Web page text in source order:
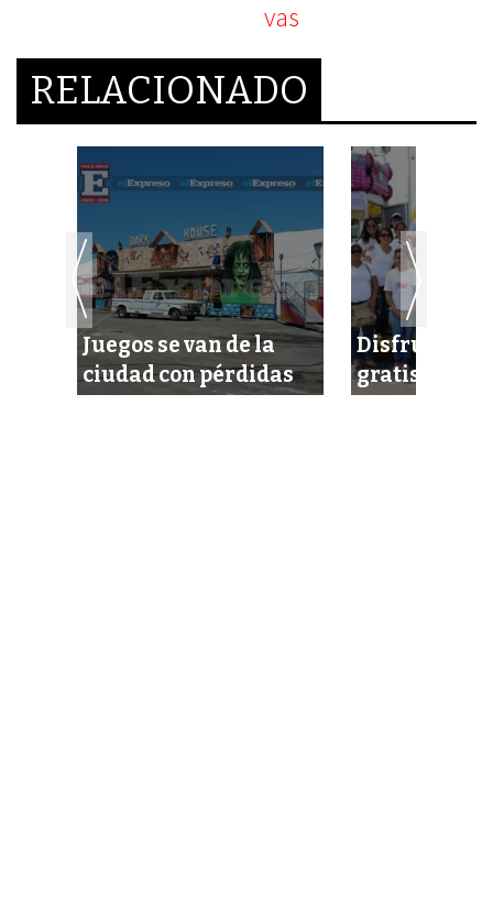
RELACIONADO
Juegos se van de la
ciudad con pérdidas
Disfrutan
gratis en la